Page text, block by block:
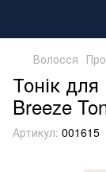
Волосся
Тонік
Breeze
Артикул: 001615